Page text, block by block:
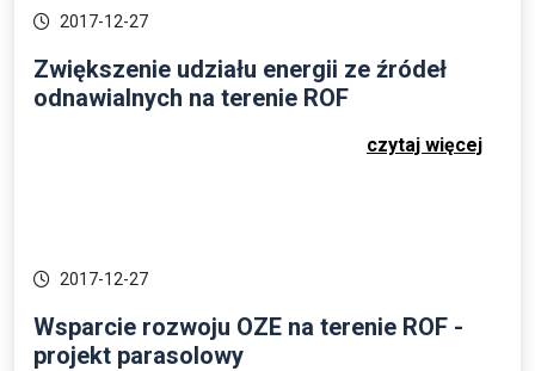
2017-12-27
Zwiększenie udziału energii ze źródeł
odnawialnych na terenie ROF
czytaj więcej
2017-12-27
Wsparcie rozwoju OZE na terenie ROF -
projekt parasolowy